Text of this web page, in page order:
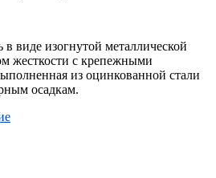
в виде изогнутой металлической
жесткости с крепежными
из оцинкованной стали
осадкам.